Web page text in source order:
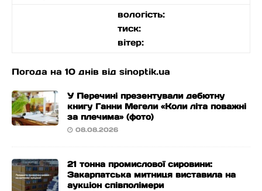
вологість:
тиск:
вітер:
Погода на 10 днів від sinoptik.ua
У Перечині презентували дебютну
книгу Ганни Мегели «Коли літа поважні
за плечима» (фото)
08.08.2026
21 тонна промислової сировини:
Закарпатська митниця виставила на
аукціон співполімери